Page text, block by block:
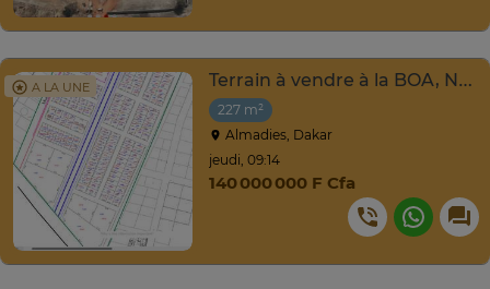
A LA UNE Terrain à vendre à la BOA, Ngor-Almadies, Recasement
227 m²
Almadies, Dakar
jeudi, 09:14
140 000 000 F Cfa